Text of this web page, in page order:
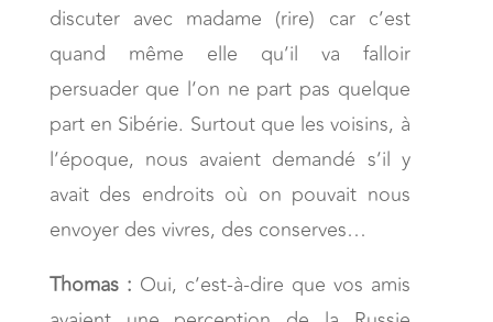
discuter avec madame (rire) car c’est
quand même elle qu’il va falloir
persuader que l’on ne part pas quelque
part en Sibérie. Surtout que les voisins, à
l’époque, nous avaient demandé s’il y
avait des endroits où on pouvait nous
envoyer des vivres, des conserves…
Thomas : Oui, c’est-à-dire que vos amis